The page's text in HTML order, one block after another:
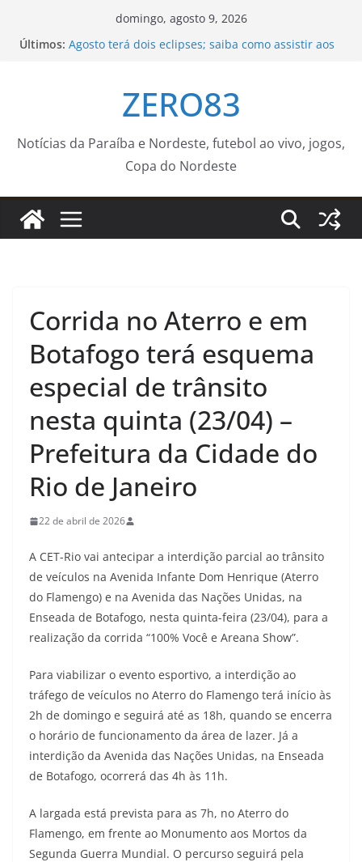
domingo, agosto 9, 2026
Últimos: Agosto terá dois eclipses; saiba como assistir aos
com cultura, qualificação e empregabilidade para
para estudar no exterior
Confira a agenda do ‘Médico Na Praça’ para a
próxima semana – Agência de Notícias
a cuidar da saúde antes e durante a paternidade
ZERO83
Notícias da Paraíba e Nordeste, futebol ao vivo, jogos,
Copa do Nordeste
Corrida no Aterro e em
Botafogo terá esquema
especial de trânsito
nesta quinta (23/04) –
Prefeitura da Cidade do
Rio de Janeiro
22 de abril de 2026
A CET-Rio vai antecipar a interdição parcial ao trânsito
de veículos na Avenida Infante Dom Henrique (Aterro
do Flamengo) e na Avenida das Nações Unidas, na
Enseada de Botafogo, nesta quinta-feira (23/04), para a
realização da corrida “100% Você e Areana Show”.
Para viabilizar o evento esportivo, a interdição ao
tráfego de veículos no Aterro do Flamengo terá início às
2h de domingo e seguirá até as 18h, quando se encerra
o horário de funcionamento da área de lazer. Já a
interdição da Avenida das Nações Unidas, na Enseada
de Botafogo, ocorrerá das 4h às 11h.
A largada está prevista para as 7h, no Aterro do
Flamengo, em frente ao Monumento aos Mortos da
Segunda Guerra Mundial. O percurso seguirá pela